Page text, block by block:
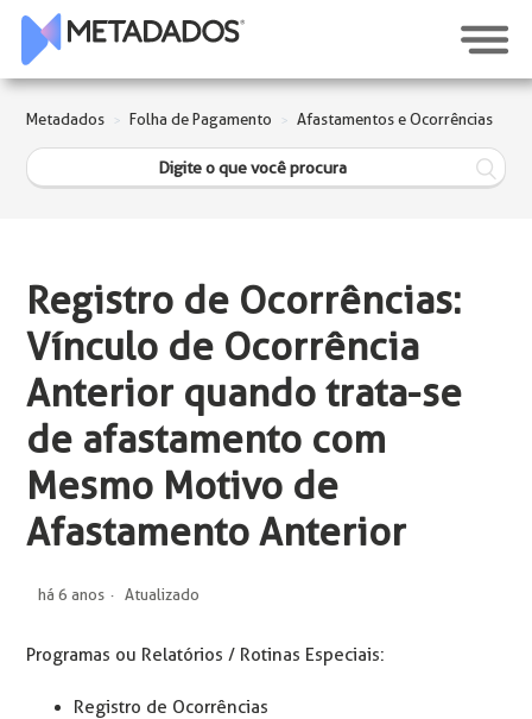
Metadados Folha de Pagamento Afastamentos e Ocorrências
Registro de Ocorrências:
Vínculo de Ocorrência
Anterior quando trata-se
de afastamento com
Mesmo Motivo de
Afastamento Anterior
há 6 anos Atualizado
Programas ou Relatórios / Rotinas Especiais:
Registro de Ocorrências